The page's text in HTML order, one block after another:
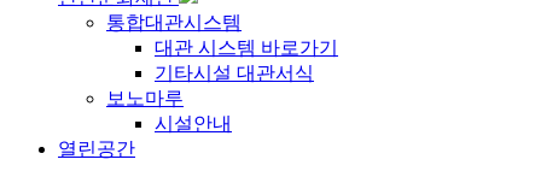
통합대관시스템
대관 시스템 바로가기
기타시설 대관서식
보노마루
시설안내
열린공간